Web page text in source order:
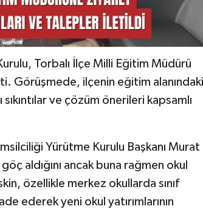
Torbalı İlçe Milli Eğitim Müdürü
Görüşmede, ilçenin eğitim alanındaki
ve çözüm önerileri kapsamlı
Yürütme Kurulu Başkanı Murat
aldığını ancak buna rağmen okul
özellikle merkez okullarda sınıf
ederek yeni okul yatırımlarının